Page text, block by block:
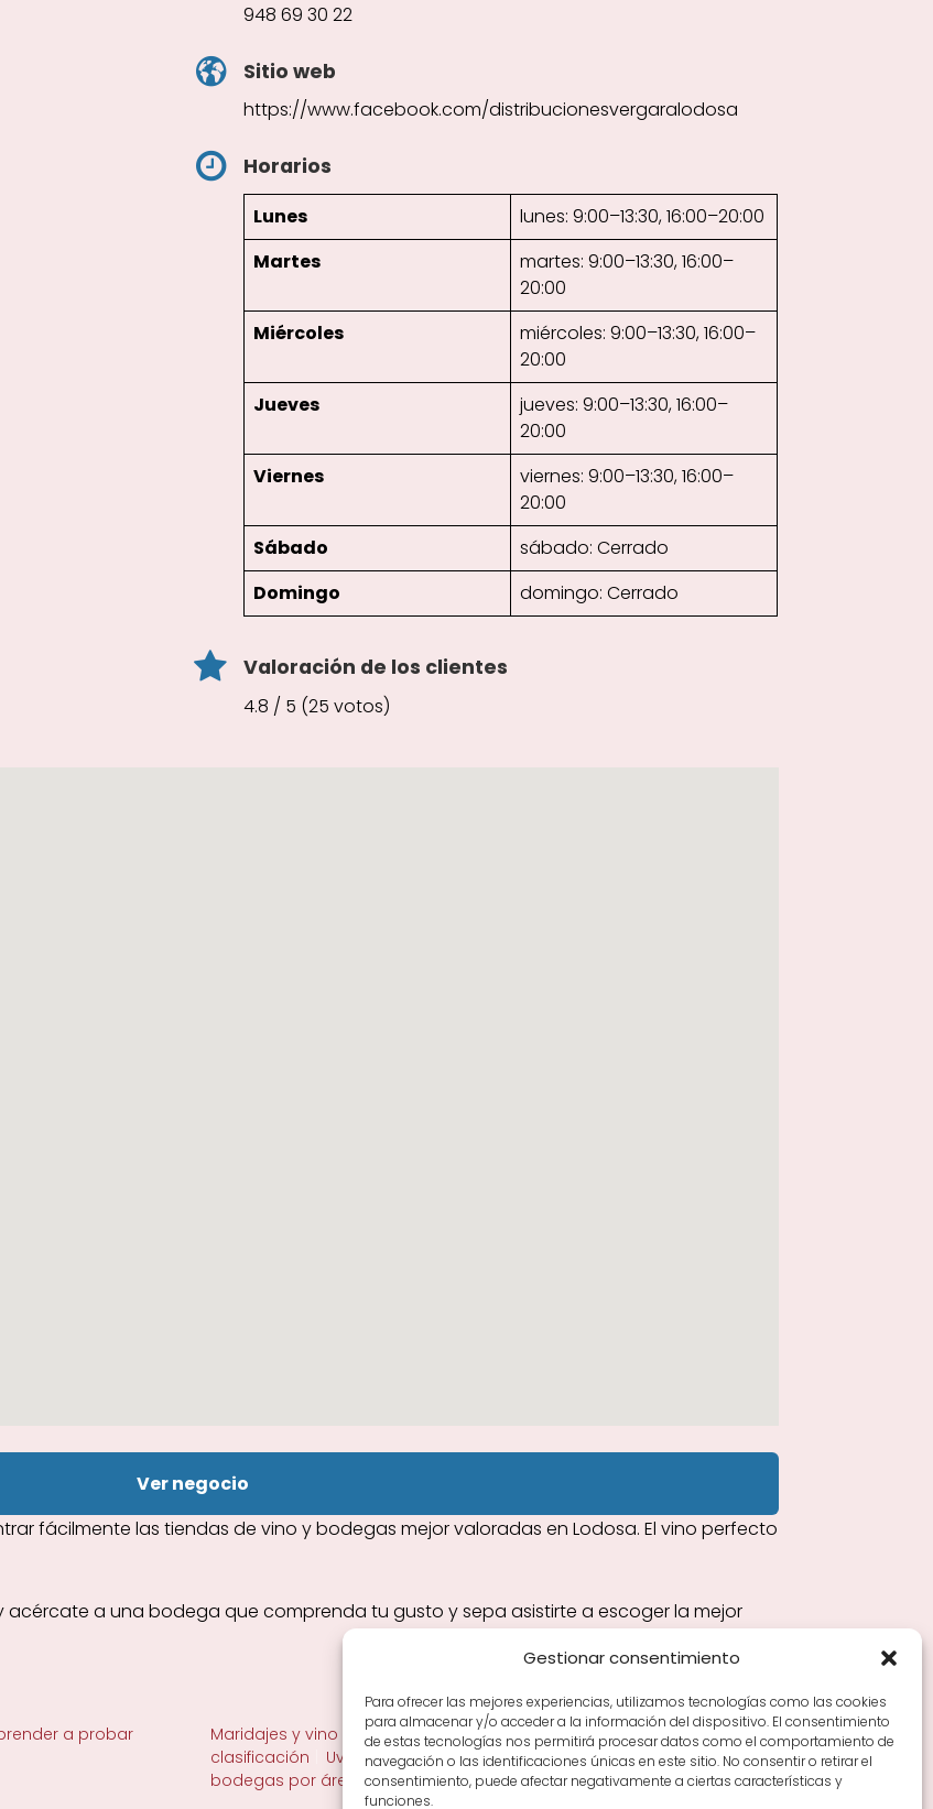
Gestionar consentimiento
Para ofrecer las mejores experiencias, utilizamos tecnologías como las cookies
para almacenar y/o acceder a la información del dispositivo. El consentimiento
de estas tecnologías nos permitirá procesar datos como el comportamiento de
navegación o las identificaciones únicas en este sitio. No consentir o retirar el
consentimiento, puede afectar negativamente a ciertas características y
funciones.
948 69 30 22
Sitio web
https://www.facebook.com/distribucionesvergaralodosa
Horarios
Lunes
lunes: 9:00–13:30, 16:00–20:00
Martes
martes: 9:00–13:30, 16:00–
20:00
Miércoles
miércoles: 9:00–13:30, 16:00–
20:00
Jueves
jueves: 9:00–13:30, 16:00–
20:00
Viernes
viernes: 9:00–13:30, 16:00–
20:00
Sábado
sábado: Cerrado
Domingo
domingo: Cerrado
Valoración de los clientes
4.8 / 5 (25 votos)
Ver negocio
fácilmente las tiendas de vino y bodegas mejor valoradas en Lodosa. El vino perfecto
acércate a una bodega que comprenda tu gusto y sepa asistirte a escoger la mejor
a probar
Maridajes y vino en la mesa Tiendas de vino por ciudades
Tipos de Rioja y
clasificación
Uvas y viñedo en Rioja Vino Rioja para empezar
Zonas de Rioja y
bodegas por área